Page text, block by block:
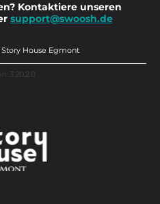
Kontaktiere unseren
support@swoosh.de
House Egmont
3.20.2.0